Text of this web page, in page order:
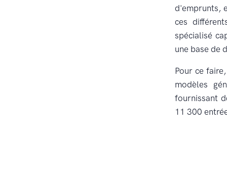
d'emprunts,
ces
spécialisé
une base de
Pour ce
modèles
fournissant
11 300